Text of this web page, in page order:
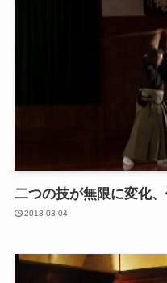
二つの技が無限に変化
2018-03-04